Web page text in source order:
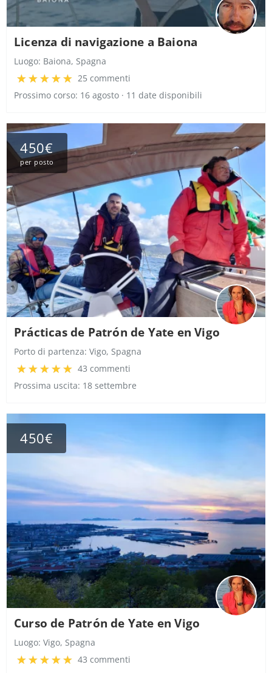
Licenza di navigazione a Baiona
Luogo: Baiona, Spagna
25 commenti
Prossimo corso: 16 agosto · 11 date disponibili
450€
per posto
Prácticas de Patrón de Yate en Vigo
Porto di partenza: Vigo, Spagna
43 commenti
Prossima uscita: 18 settembre
450€
Curso de Patrón de Yate en Vigo
Luogo: Vigo, Spagna
43 commenti